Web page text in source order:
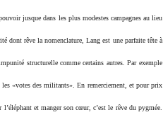
jusque dans les plus modestes campagnes au lieu
dont rêve la nomenclature, Lang est une parfaite tête à
structurelle comme certains autres. Par exemple
«votes des militants». En remerciement, et pour prix
et manger son cœur, c’est le rêve du pygmée.